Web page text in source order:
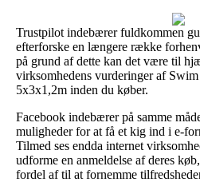
Trustpilot indebærer fuldkommen
efterforske en længere række
på grund af dette kan det være til
virksomhedens vurderinger af
5x3x1,2m inden du køber.
Facebook indebærer på samme
muligheder for at få et kig ind i e-
Tilmed ses endda internet
udforme en anmeldelse af deres
fordel af til at fornemme